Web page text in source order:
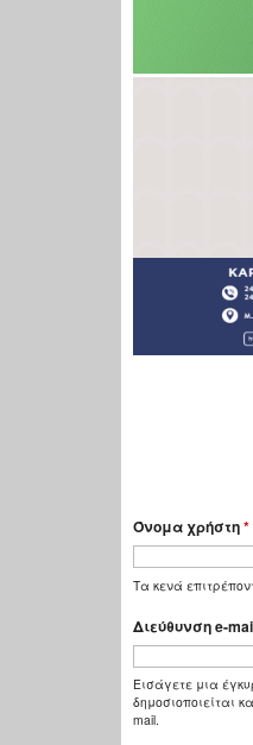
Όνομα χρήστη*
Τα κενά
Διεύθυνση e-
Εισάγετε μια
δημοσιοποιείται
mail.